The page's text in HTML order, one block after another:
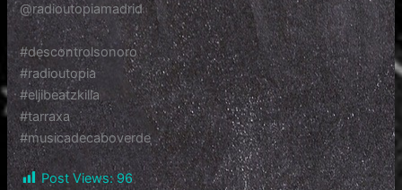
@radioutopiamadrid
#descontrolsonoro
#radioutopia
#eljibeatzkilla
#tarraxa
#musicadecaboverde
Post Views: 96